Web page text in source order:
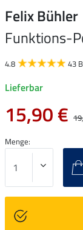
Felix Bühler
Funktions-
4.8 43
Lieferbar
15,90 €
Menge: